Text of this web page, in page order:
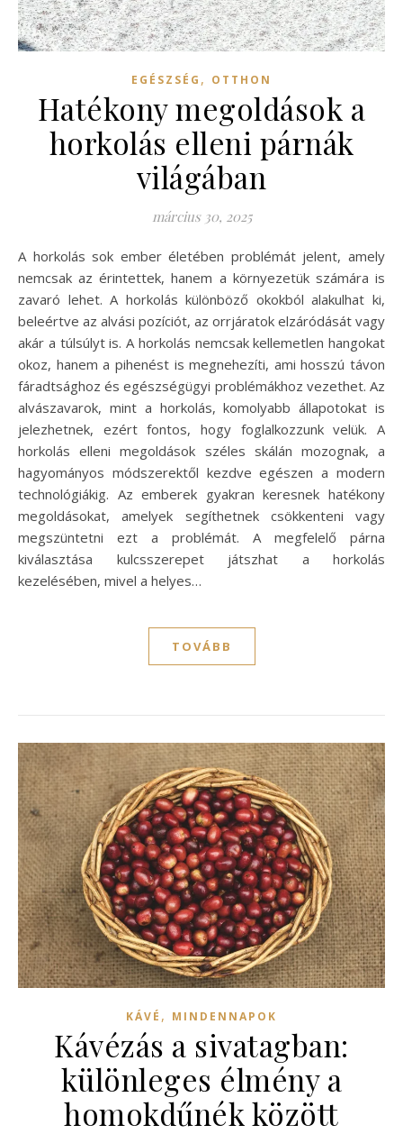
EGÉSZSÉG , OTTHON
Hatékony megoldások a
horkolás elleni párnák
világában
március 30, 2025
A horkolás sok ember életében problémát jelent, amely
nemcsak az érintettek, hanem a környezetük számára is
zavaró lehet. A horkolás különböző okokból alakulhat ki,
beleértve az alvási pozíciót, az orrjáratok elzáródását vagy
akár a túlsúlyt is. A horkolás nemcsak kellemetlen hangokat
okoz, hanem a pihenést is megnehezíti, ami hosszú távon
fáradtsághoz és egészségügyi problémákhoz vezethet. Az
alvászavarok, mint a horkolás, komolyabb állapotokat is
jelezhetnek, ezért fontos, hogy foglalkozzunk velük. A
horkolás elleni megoldások széles skálán mozognak, a
hagyományos módszerektől kezdve egészen a modern
technológiákig. Az emberek gyakran keresnek hatékony
megoldásokat, amelyek segíthetnek csökkenteni vagy
megszüntetni ezt a problémát. A megfelelő párna
kiválasztása kulcsszerepet játszhat a horkolás
kezelésében, mivel a helyes…
TOVÁBB
KÁVÉ , MINDENNAPOK
Kávézás a sivatagban:
különleges élmény a
homokdűnék között